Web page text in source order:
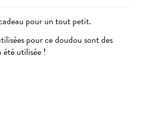
pour un tout petit.
pour ce doudou sont des
été utilisée !